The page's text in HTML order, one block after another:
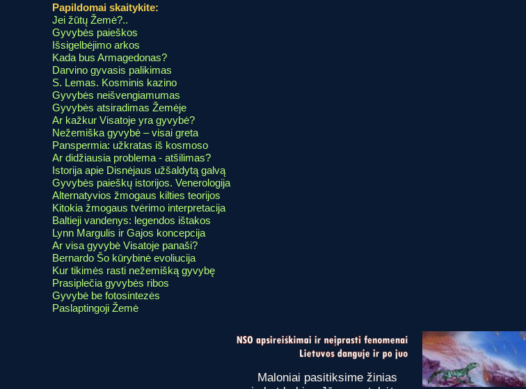
Papildomai skaitykite:
Jei žūtų Žemė?..
Gyvybės paieškos
Išsigelbėjimo arkos
Kada bus Armagedonas?
Darvino gyvasis palikimas
S. Lemas. Kosminis kazino
Gyvybės neišvengiamumas
Gyvybės atsiradimas Žemėje
Ar kažkur Visatoje yra gyvybė?
Nežemiška gyvybė – visai greta
Panspermia: užkratas iš kosmoso
Ar didžiausia problema - atšilimas?
Istorija apie Disnėjaus užšaldytą galvą
Gyvybės paieškų istorijos. Venerologija
Alternatyvios žmogaus kilties teorijos
Kitokia žmogaus tvėrimo interpretacija
Baltieji vandenys: legendos ištakos
Lynn Margulis ir Gajos koncepcija
Ar visa gyvybė Visatoje panaši?
Bernardo Šo kūrybinė evoliucija
Kur tikimės rasti nežemišką gyvybę
Prasiplečia gyvybės ribos
Gyvybė be fotosintezės
Paslaptingoji Žemė
Maloniai pasitiksime žinias